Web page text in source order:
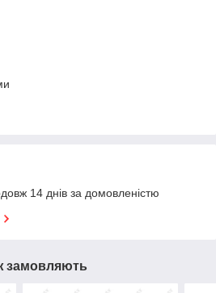
14 днів за домовленістю
замовляють